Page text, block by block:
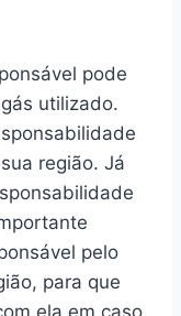
pode
utilizado.
região. Já
pelo
para que